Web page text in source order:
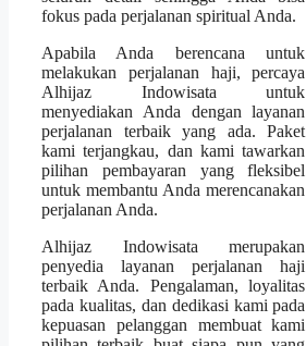
fokus pada perjalanan spiritual Anda.
Apabila Anda berencana untuk
melakukan perjalanan haji, percaya
Alhijaz Indowisata untuk
menyediakan Anda dengan layanan
perjalanan terbaik yang ada. Paket
kami terjangkau, dan kami tawarkan
pilihan pembayaran yang fleksibel
untuk membantu Anda merencanakan
perjalanan Anda.
Alhijaz Indowisata merupakan
penyedia layanan perjalanan haji
terbaik Anda. Pengalaman, loyalitas
pada kualitas, dan dedikasi kami pada
kepuasan pelanggan membuat kami